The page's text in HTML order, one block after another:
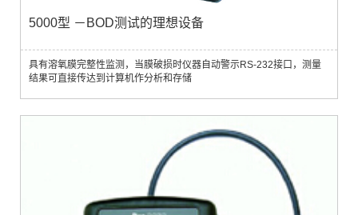
5000型 －BOD测试的理想设备
具有溶氧膜完整性监测，当膜破损时仪器自动警示RS-232接口，测量
结果可直接传达到计算机作分析和存储